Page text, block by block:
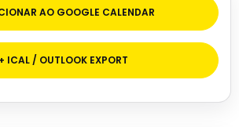
AO GOOGLE CALENDAR
+ ICAL / OUTLOOK EXPORT